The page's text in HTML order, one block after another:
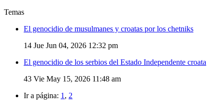
Temas
El genocidio de musulmanes y croatas por los chetniks
14 Jue Jun 04, 2026 12:32 pm
El genocidio de los serbios del Estado Independente croata
43 Vie May 15, 2026 11:48 am
Ir a página: 1 , 2